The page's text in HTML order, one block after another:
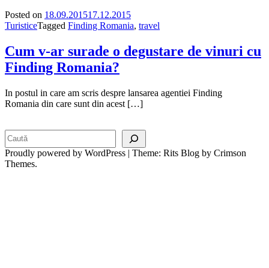
Posted on 18.09.201517.12.2015
TuristiceTagged Finding Romania, travel
Cum v-ar surade o degustare de vinuri cu
Finding Romania?
In postul in care am scris despre lansarea agentiei Finding
Romania din care sunt din acest […]
Proudly powered by WordPress | Theme: Rits Blog by Crimson
Themes.